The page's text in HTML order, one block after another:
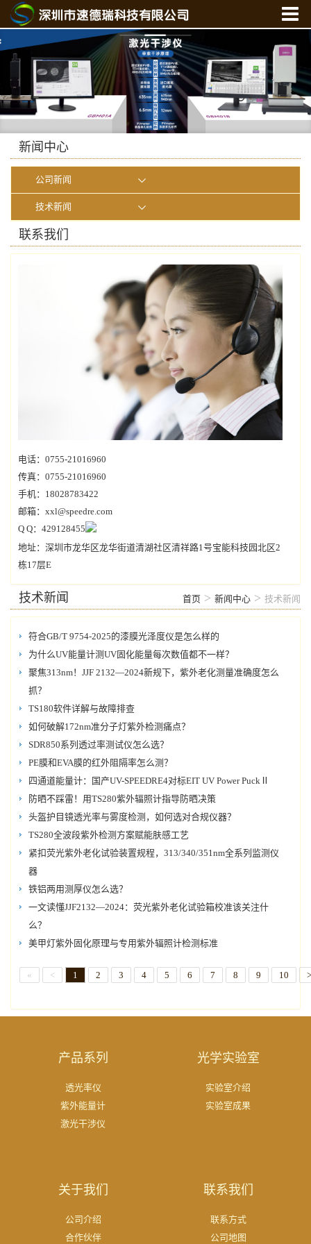
产品中心
新闻中心
新闻中心
公司新闻
技术新闻
联系我们
电话：0755-21016960
传真：0755-21016960
手机：18028783422
邮箱：xxl@speedre.com
Q Q：429128455
地址：深圳市龙华区龙华街道清湖社区清祥路1号宝能科技园北区2
栋17层E
技术新闻 首页 > 新闻中心 > 技术新闻
符合GB/T 9754-2025的漆膜光泽度仪是怎么样的
为什么UV能量计测UV固化能量每次数值都不一样？
聚焦313nm！JJF 2132—2024新规下，紫外老化测量准确度怎么
抓？
TS180软件详解与故障排查
如何破解172nm准分子灯紫外检测痛点？
SDR850系列透过率测试仪怎么选？
PE膜和EVA膜的红外阻隔率怎么测？
四通道能量计：国产UV-SPEEDRE4对标EIT UV Power PuckⅡ
防晒不踩雷！用TS280紫外辐照计指导防晒决策
头盔护目镜透光率与雾度检测，如何选对合规仪器？
TS280全波段紫外检测方案赋能肤感工艺
紧扣荧光紫外老化试验装置规程，313/340/351nm全系列监测仪
器
铁铝两用测厚仪怎么选？
一文读懂JJF2132—2024：荧光紫外老化试验箱校准该关注什
么？
美甲灯紫外固化原理与专用紫外辐照计检测标准
« < 1 2 3 4 5 6 7 8 9 10 >
产品系列
透光率仪
紫外能量计
激光干涉仪
光学实验室
实验室介绍
实验室成果
关于我们
公司介绍
合作伙伴
联系我们
联系方式
公司地图